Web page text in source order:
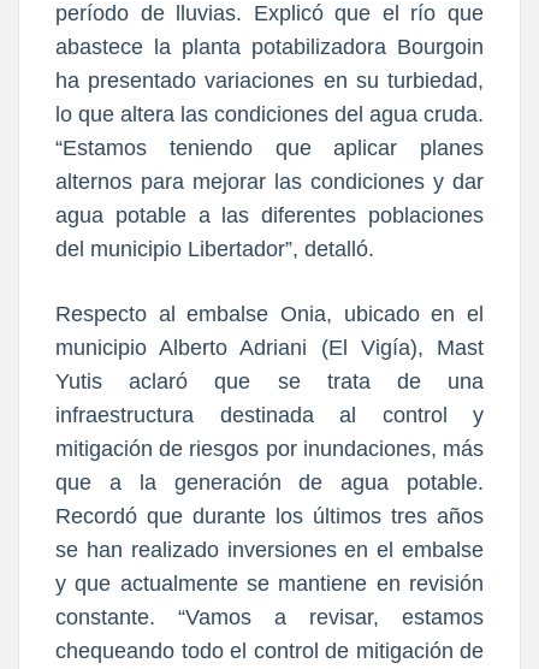
período de lluvias. Explicó que el río que
abastece la planta potabilizadora Bourgoin
ha presentado variaciones en su turbiedad,
lo que altera las condiciones del agua cruda.
“Estamos teniendo que aplicar planes
alternos para mejorar las condiciones y dar
agua potable a las diferentes poblaciones
del municipio Libertador”, detalló.
Respecto al embalse Onia, ubicado en el
municipio Alberto Adriani (El Vigía), Mast
Yutis aclaró que se trata de una
infraestructura destinada al control y
mitigación de riesgos por inundaciones, más
que a la generación de agua potable.
Recordó que durante los últimos tres años
se han realizado inversiones en el embalse
y que actualmente se mantiene en revisión
constante. “Vamos a revisar, estamos
chequeando todo el control de mitigación de